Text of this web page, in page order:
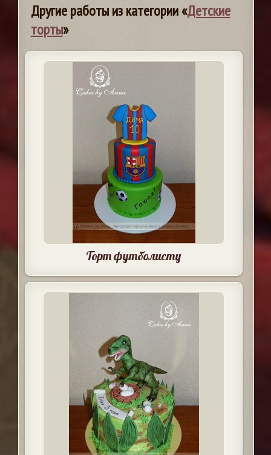
Другие работы из категории «Детские
торты»
Торт футболисту